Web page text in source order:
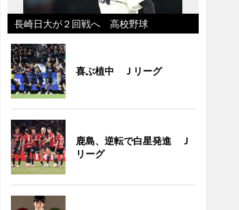
長崎日大が２回戦へ 高校野球
喜ぶ植中 Ｊリーグ
鹿島、逆転で白星発進 Ｊ
リーグ